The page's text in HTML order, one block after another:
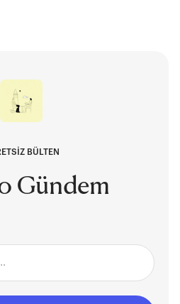
BÜLTEN
Gündem